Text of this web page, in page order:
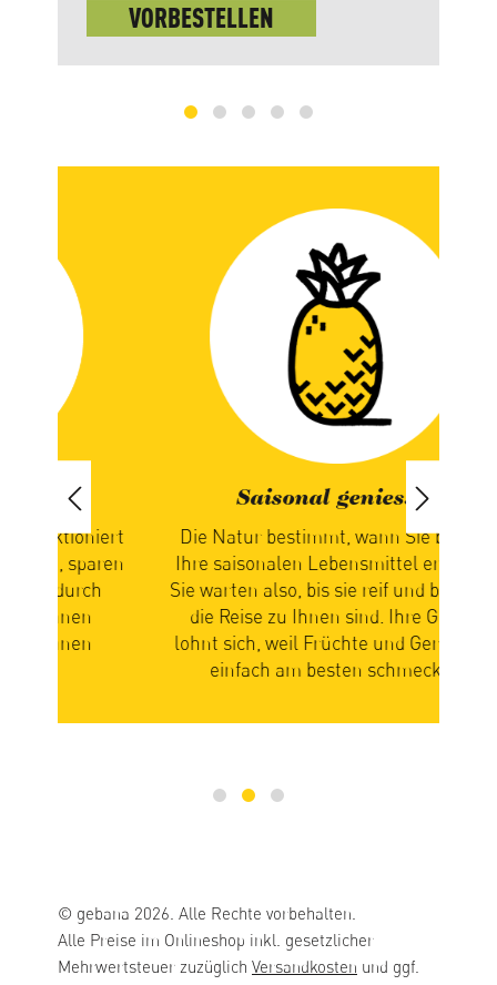
VORBESTELLEN
Saisonal geniessen
Die Natur bestimmt, wann Sie bei uns
Ihre saisonalen Lebensmittel erhalten.
Sie warten also, bis sie reif und bereit für
die Reise zu Ihnen sind. Ihre Geduld
lohnt sich, weil Früchte und Gemüse so
einfach am besten schmecken.
© gebana 2026. Alle Rechte vorbehalten.
Alle Preise im Onlineshop inkl. gesetzlicher
Mehrwertsteuer zuzüglich Versandkosten und ggf.